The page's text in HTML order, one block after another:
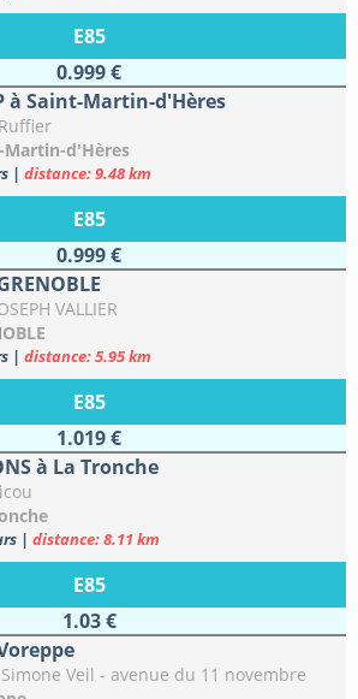
E85
0.999 €
à Saint-Martin-d'Hères
Martin-d'Hères
| distance: 9.48 km
E85
0.999 €
VALLIER
| distance: 5.95 km
E85
1.019 €
à La Tronche
| distance: 8.11 km
E85
1.03 €
Veil - avenue du 11 novembre